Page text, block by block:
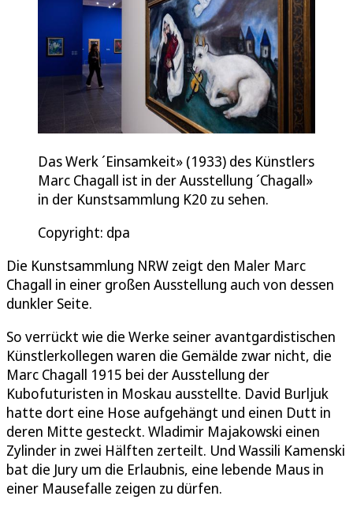
Das Werk ´Einsamkeit» (1933) des Künstlers
Marc Chagall ist in der Ausstellung ´Chagall»
in der Kunstsammlung K20 zu sehen.
Copyright: dpa
Die Kunstsammlung NRW zeigt den Maler Marc
Chagall in einer großen Ausstellung auch von dessen
dunkler Seite.
So verrückt wie die Werke seiner avantgardistischen
Künstlerkollegen waren die Gemälde zwar nicht, die
Marc Chagall 1915 bei der Ausstellung der
Kubofuturisten in Moskau ausstellte. David Burljuk
hatte dort eine Hose aufgehängt und einen Dutt in
deren Mitte gesteckt. Wladimir Majakowski einen
Zylinder in zwei Hälften zerteilt. Und Wassili Kamenski
bat die Jury um die Erlaubnis, eine lebende Maus in
einer Mausefalle zeigen zu dürfen.